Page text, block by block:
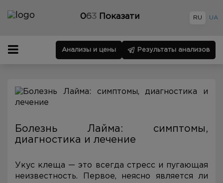
063 Показати RU UA
Анализы и цены Результаты анализов
Болезнь Лайма: симптомы,
диагностика и лечение
Укус клеща — это всегда стресс и пугающая
неизвестность. Первое, неясно является ли